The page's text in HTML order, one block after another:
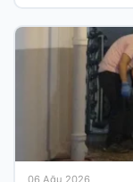
06 Ağu 2026